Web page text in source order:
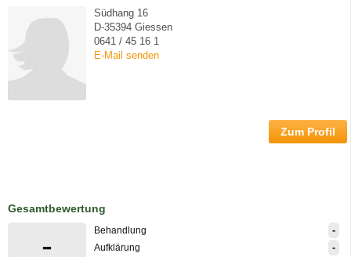
Südhang 16
D-35394 Giessen
0641 / 45 16 1
E-Mail senden
Zum Profil
Gesamtbewertung
- Behandlung -
Aufklärung -